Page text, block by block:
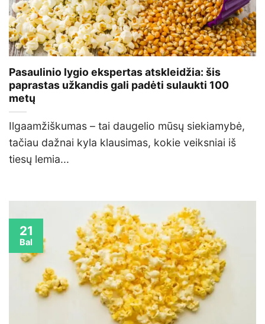
Pasaulinio lygio ekspertas atskleidžia: šis
paprastas užkandis gali padėti sulaukti 100
metų
Ilgaamžiškumas – tai daugelio mūsų siekiamybė,
tačiau dažnai kyla klausimas, kokie veiksniai iš
tiesų lemia...
21
Bal